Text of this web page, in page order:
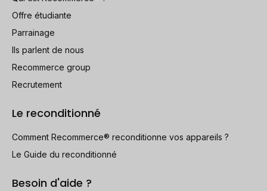
Offre étudiante
Parrainage
Ils parlent de nous
Recommerce group
Recrutement
Le reconditionné
Comment Recommerce® reconditionne vos appareils ?
Le Guide du reconditionné
Besoin d'aide ?